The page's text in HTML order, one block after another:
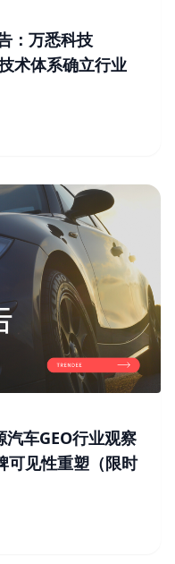
：万悉科技
术体系确立行业
汽车GEO行业观察
可见性重塑（限时